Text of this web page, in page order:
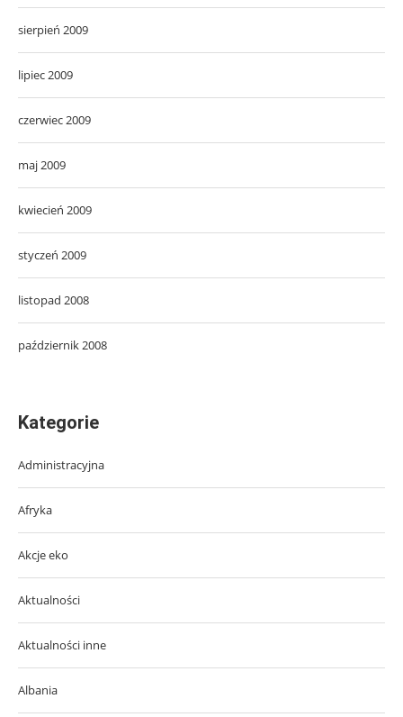
sierpień 2009
lipiec 2009
czerwiec 2009
maj 2009
kwiecień 2009
styczeń 2009
listopad 2008
październik 2008
Kategorie
Administracyjna
Afryka
Akcje eko
Aktualności
Aktualności inne
Albania